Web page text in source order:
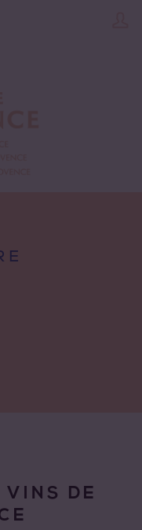
VINS DE